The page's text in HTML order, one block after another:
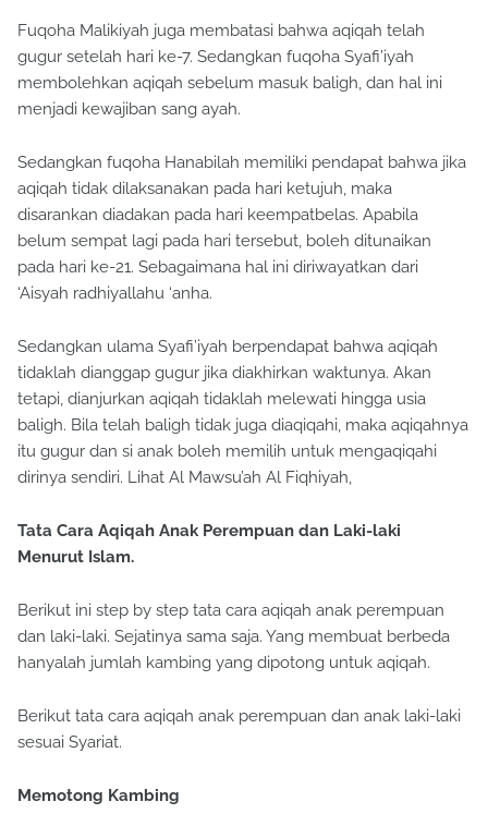
Fuqoha Malikiyah juga membatasi bahwa aqiqah telah
gugur setelah hari ke-7. Sedangkan fuqoha Syafi’iyah
membolehkan aqiqah sebelum masuk baligh, dan hal ini
menjadi kewajiban sang ayah.
Sedangkan fuqoha Hanabilah memiliki pendapat bahwa jika
aqiqah tidak dilaksanakan pada hari ketujuh, maka
disarankan diadakan pada hari keempatbelas. Apabila
belum sempat lagi pada hari tersebut, boleh ditunaikan
pada hari ke-21. Sebagaimana hal ini diriwayatkan dari
‘Aisyah radhiyallahu ‘anha.
Sedangkan ulama Syafi’iyah berpendapat bahwa aqiqah
tidaklah dianggap gugur jika diakhirkan waktunya. Akan
tetapi, dianjurkan aqiqah tidaklah melewati hingga usia
baligh. Bila telah baligh tidak juga diaqiqahi, maka aqiqahnya
itu gugur dan si anak boleh memilih untuk mengaqiqahi
dirinya sendiri. Lihat Al Mawsu’ah Al Fiqhiyah,
Tata Cara Aqiqah Anak Perempuan dan Laki-laki
Menurut Islam.
Berikut ini step by step tata cara aqiqah anak perempuan
dan laki-laki. Sejatinya sama saja. Yang membuat berbeda
hanyalah jumlah kambing yang dipotong untuk aqiqah.
Berikut tata cara aqiqah anak perempuan dan anak laki-laki
sesuai Syariat.
Memotong Kambing